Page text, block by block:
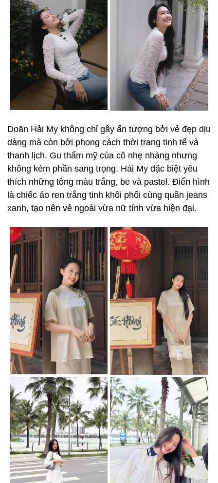
Doãn Hải My không chỉ gây ấn tượng bởi vẻ đẹp dịu
dàng mà còn bởi phong cách thời trang tinh tế và
thanh lịch. Gu thẩm mỹ của cô nhẹ nhàng nhưng
không kém phần sang trọng. Hải My đặc biệt yêu
thích những tông màu trắng, be và pastel. Điển hình
là chiếc áo ren trắng tinh khôi phối cùng quần jeans
xanh, tạo nên vẻ ngoài vừa nữ tính vừa hiện đại.